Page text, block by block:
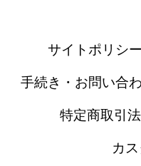
サイトポリシー
手続き・お問い合
特定商取引
カ